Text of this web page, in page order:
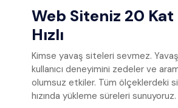
Web Siteniz 20 Kat
Hızlı
Kimse yavaş siteleri sevmez.
kullanıcı deneyimini zedeler ve
olumsuz etkiler. Tüm ölçeklerdeki
hızında yükleme süreleri sunuyoruz.